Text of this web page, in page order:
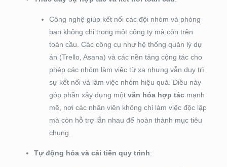
Công nghệ giúp kết nối các đội nhóm và phòng
ban không chỉ trong một công ty mà còn trên
toàn cầu. Các công cụ như hệ thống quản lý dự
án (Trello, Asana) và các nền tảng cộng tác cho
phép các nhóm làm việc từ xa nhưng vẫn duy trì
sự kết nối và làm việc nhóm hiệu quả. Điều này
góp phần xây dựng một văn hóa hợp tácmạnh
mẽ, nơi các nhân viên không chỉ làm việc độc lập
mà còn hỗ trợ lẫn nhau để hoàn thành mục tiêu
chung.
Tự động hóa và cải tiến quy trình: